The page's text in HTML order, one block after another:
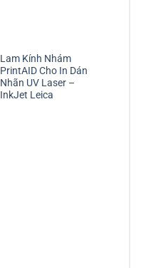
Lam Kính Nhám
PrintAID Cho In Dán
Nhãn UV Laser –
InkJet Leica